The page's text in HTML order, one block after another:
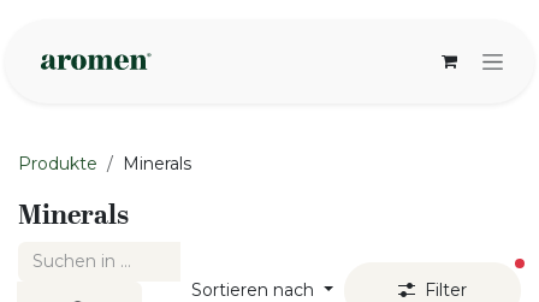
Produkte Minerals
Minerals
Sortieren nach Filter